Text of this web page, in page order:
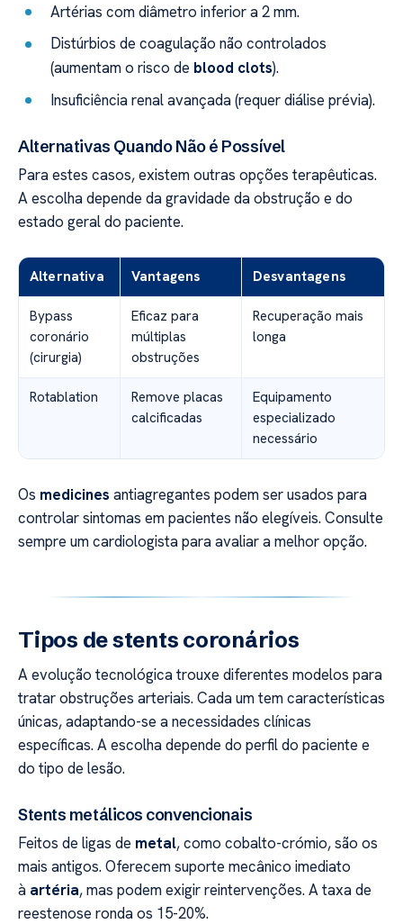
Artérias com diâmetro inferior a 2 mm.
Distúrbios de coagulação não controlados
(aumentam o risco de blood clots).
Insuficiência renal avançada (requer diálise prévia).
Alternativas Quando Não é Possível
Para estes casos, existem outras opções terapêuticas.
A escolha depende da gravidade da obstrução e do
estado geral do paciente.
Alternativa Vantagens Desvantagens
Bypass
coronário
(cirurgia)
Eficaz para
múltiplas
obstruções
Recuperação mais
longa
Rotablation
Remove placas
calcificadas
Equipamento
especializado
necessário
Os medicines antiagregantes podem ser usados para
controlar sintomas em pacientes não elegíveis. Consulte
sempre um cardiologista para avaliar a melhor opção.
Tipos de stents coronários
A evolução tecnológica trouxe diferentes modelos para
tratar obstruções arteriais. Cada um tem características
únicas, adaptando-se a necessidades clínicas
específicas. A escolha depende do perfil do paciente e
do tipo de lesão.
Stents metálicos convencionais
Feitos de ligas de metal, como cobalto-crómio, são os
mais antigos. Oferecem suporte mecânico imediato
à artéria, mas podem exigir reintervenções. A taxa de
reestenose ronda os 15-20%.